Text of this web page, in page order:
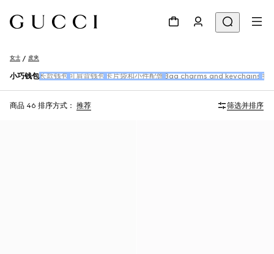
女士 皮夹
小巧钱包长款钱包 可肩背钱包 卡片袋和小件配饰 Bag charms and keychains 手
商品 46 排序方式： 推荐 筛选并排序